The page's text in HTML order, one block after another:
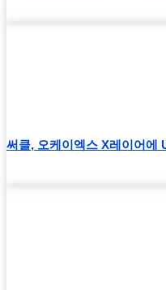
써클, 오케이엑스 X레이어에